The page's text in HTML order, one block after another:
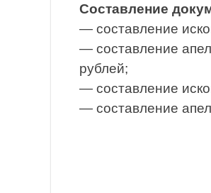
Составление
— составление
— составление
рублей;
— составление
— составление